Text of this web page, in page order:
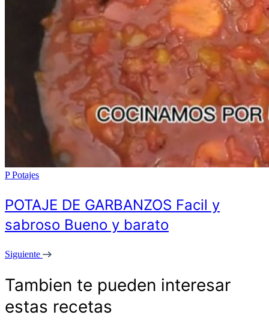
P Potajes
POTAJE DE GARBANZOS Facil y
sabroso Bueno y barato
Siguiente
Tambien te pueden interesar
estas recetas